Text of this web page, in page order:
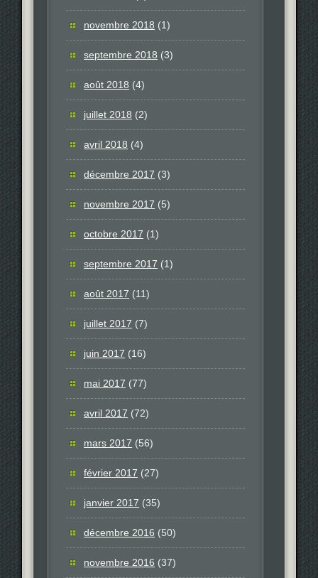
novembre 2018 (1)
septembre 2018 (3)
août 2018 (4)
juillet 2018 (2)
avril 2018 (4)
décembre 2017 (3)
novembre 2017 (5)
octobre 2017 (1)
septembre 2017 (1)
août 2017 (11)
juillet 2017 (7)
juin 2017 (16)
mai 2017 (77)
avril 2017 (72)
mars 2017 (56)
février 2017 (27)
janvier 2017 (35)
décembre 2016 (50)
novembre 2016 (37)